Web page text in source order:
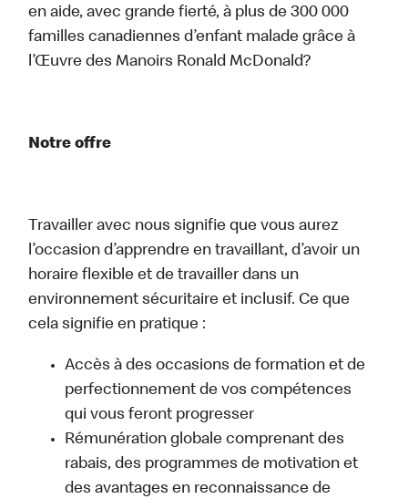
en aide, avec grande fierté, à plus de 300 000
familles canadiennes d’enfant malade grâce à
l’Œuvre des Manoirs Ronald McDonald?
Notre offre
Travailler avec nous signifie que vous aurez
l’occasion d’apprendre en travaillant, d’avoir un
horaire flexible et de travailler dans un
environnement sécuritaire et inclusif. Ce que
cela signifie en pratique :
Accès à des occasions de formation et de
perfectionnement de vos compétences
qui vous feront progresser
Rémunération globale comprenant des
rabais, des programmes de motivation et
des avantages en reconnaissance de